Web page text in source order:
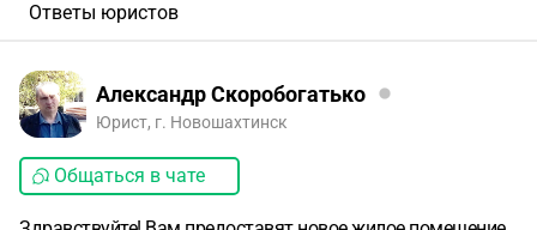
Ответы юристов
Александр Скоробогатько
Юрист, г. Новошахтинск
Общаться в чате